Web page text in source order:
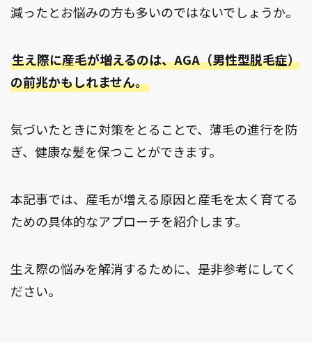
減ったとお悩みの方も多いのではないでしょうか。
生え際に産毛が増えるのは、AGA（男性型脱毛症）
の前兆かもしれません。
気づいたときに対策をとることで、薄毛の進行を防
ぎ、健康な髪を保つことができます。
本記事では、産毛が増える原因と産毛を太く育てる
ための具体的なアプローチを紹介します。
生え際の悩みを解消するために、是非参考にしてく
ださい。